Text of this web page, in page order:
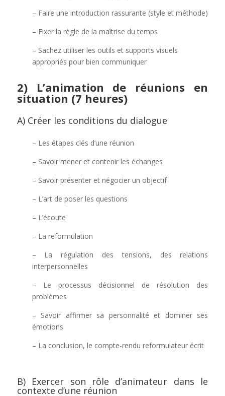
– Faire une introduction rassurante (style et méthode)
– Fixer la règle de la maîtrise du temps
– Sachez utiliser les outils et supports visuels
appropriés pour bien communiquer
2) L’animation de réunions en
situation (7 heures)
A) Créer les conditions du dialogue
– Les étapes clés d’une réunion
– Savoir mener et contenir les échanges
– Savoir présenter et négocier un objectif
– L’art de poser les questions
– L’écoute
– La reformulation
– La régulation des tensions, des relations
interpersonnelles
– Le processus décisionnel de résolution des
problèmes
– Savoir affirmer sa personnalité et dominer ses
émotions
– La conclusion, le compte-rendu reformulateur écrit
B) Exercer son rôle d’animateur dans le
contexte d’une réunion